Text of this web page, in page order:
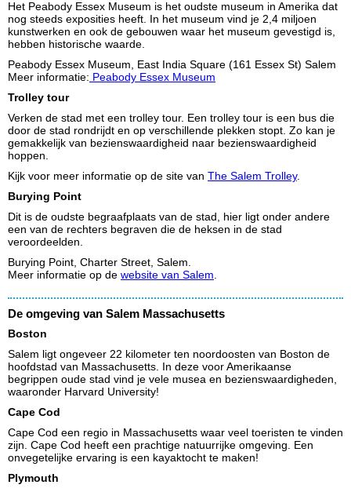
Het Peabody Essex Museum is het oudste museum in Amerika dat
nog steeds exposities heeft. In het museum vind je 2,4 miljoen
kunstwerken en ook de gebouwen waar het museum gevestigd is,
hebben historische waarde.
Peabody Essex Museum, East India Square (161 Essex St) Salem
Meer informatie: Peabody Essex Museum
Trolley tour
Verken de stad met een trolley tour. Een trolley tour is een bus die
door de stad rondrijdt en op verschillende plekken stopt. Zo kan je
gemakkelijk van bezienswaardigheid naar bezienswaardigheid
hoppen.
Kijk voor meer informatie op de site van The Salem Trolley.
Burying Point
Dit is de oudste begraafplaats van de stad, hier ligt onder andere
een van de rechters begraven die de heksen in de stad
veroordeelden.
Burying Point, Charter Street, Salem.
Meer informatie op de website van Salem.
De omgeving van Salem Massachusetts
Boston
Salem ligt ongeveer 22 kilometer ten noordoosten van Boston de
hoofdstad van Massachusetts. In deze voor Amerikaanse
begrippen oude stad vind je vele musea en bezienswaardigheden,
waaronder Harvard University!
Cape Cod
Cape Cod een regio in Massachusetts waar veel toeristen te vinden
zijn. Cape Cod heeft een prachtige natuurrijke omgeving. Een
onvegetelijke ervaring is een kayaktocht te maken!
Plymouth